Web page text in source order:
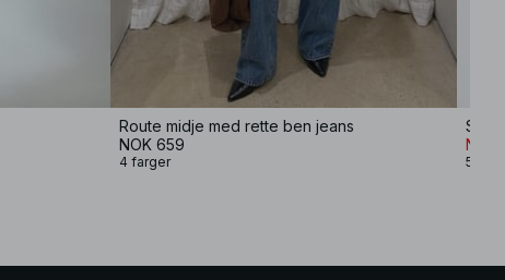
Route midje med rette ben jeans
NOK 659
4 farger
NOK
5